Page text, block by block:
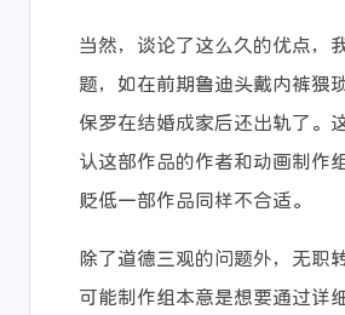
贵，我去也只
友打游戏
6-21-2026
画船听
您好，我觉得
要向您请教一
是我没找到您
当然，谈论了这么久的优点，
题，如在前期鲁迪头戴内裤猥
保罗在结婚成家后还出轨了。
认这部作品的作者和动画制作
贬低一部作品同样不合适。
除了道德三观的问题外，无职
可能制作组本意是想要通过详